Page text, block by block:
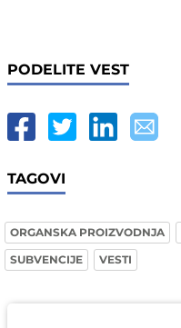
PODELITE VEST
TAGOVI
ORGANSKA PROIZVODNJA
SUBVENCIJE
VESTI